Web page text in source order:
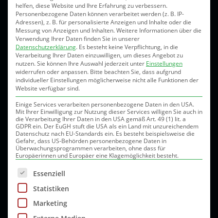
UNSERE LEISTUNGEN
Je nach Bedarf räumen und streuen unsere
Mitarbeiter und halten die Straßen für den
Verkehr frei – auch an Sonn- und
Feiertagen.
Auch Ihr Firmengelände und Ihre
Parkplätze befreien wir mit unseren
Fahrzeugen von Eis und Schnee.
helfen, diese Website und Ihre Erfahrung zu verbessern.
Personenbezogene Daten können verarbeitet werden (z. B. IP-
Adressen), z. B. für personalisierte Anzeigen und Inhalte oder die
Messung von Anzeigen und Inhalten.Weitere Informationen über die
Verwendung Ihrer Daten finden Sie in unserer
Datenschutzerklärung. Es besteht keine Verpflichtung, in die
Verarbeitung Ihrer Daten einzuwilligen, um dieses Angebot zu
nutzen.Sie können Ihre Auswahl jederzeit unter Einstellungen
widerrufen oder anpassen. Bitte beachten Sie, dass aufgrund
individueller Einstellungen möglicherweise nicht alle Funktionen der
Website verfügbar sind.
Einige Services verarbeiten personenbezogene Daten in den USA.
Mit Ihrer Einwilligung zur Nutzung dieser Services willigen Sie auch in
die Verarbeitung Ihrer Daten in den USA gemäß Art. 49 (1) lit. a
GDPR ein. Der EuGH stuft die USA als ein Land mit unzureichendem
Datenschutz nach EU-Standards ein. Es besteht beispielsweise die
Gefahr, dass US-Behörden personenbezogene Daten in
Überwachungsprogrammen verarbeiten, ohne dass für
Europäerinnen und Europäer eine Klagemöglichkeit besteht.
Es folgt eine Liste der Service-Gruppen, für die eine
Essenziell
Statistiken
Marketing